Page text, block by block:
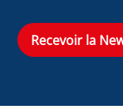
Recevoir la